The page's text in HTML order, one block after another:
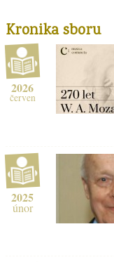
Kronika sboru
2026
červen
2025
únor